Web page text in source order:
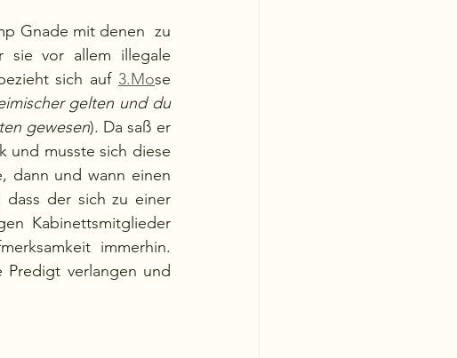
Gnade mit denen  zu
sie vor allem illegale
sich auf 3.Mose
gelten und du
gewesen). Da saß er
und musste sich diese
dann und wann einen
dass der sich zu einer
Kabinettsmitglieder
immerhin.
verlangen und